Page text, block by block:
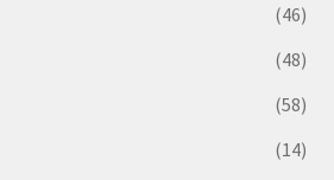
(46)
(48)
(58)
(14)